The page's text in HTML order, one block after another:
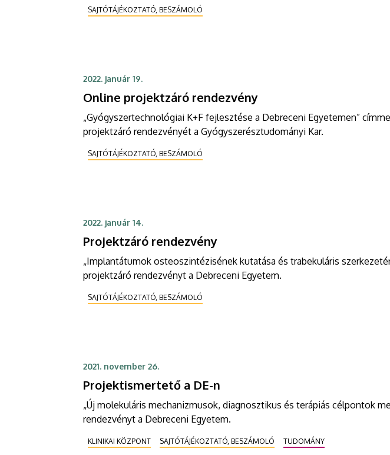
SAJTÓTÁJÉKOZTATÓ, BESZÁMOLÓ
2022. január 19.
Online projektzáró rendezvény
„Gyógyszertechnológiai K+F fejlesztése a Debreceni Egyetemen”
projektzáró rendezvényét a Gyógyszerésztudományi Kar.
SAJTÓTÁJÉKOZTATÓ, BESZÁMOLÓ
2022. január 14.
Projektzáró rendezvény
„Implantátumok osteoszintézisének kutatása és trabekuláris
projektzáró rendezvényt a Debreceni Egyetem.
SAJTÓTÁJÉKOZTATÓ, BESZÁMOLÓ
2021. november 26.
Projektismertető a DE-n
„Új molekuláris mechanizmusok, diagnosztikus és terápiás célpontok
rendezvényt a Debreceni Egyetem.
KLINIKAI KÖZPONT SAJTÓTÁJÉKOZTATÓ, BESZÁMOLÓ TUDOMÁNY